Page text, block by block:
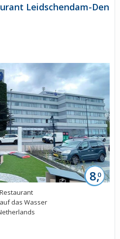
8,0
Leidschendam-Den
das Wasser